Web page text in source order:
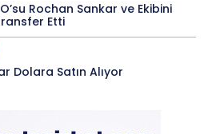
Rochan Sankar ve Ekibini
Etti
Dolara Satın Alıyor